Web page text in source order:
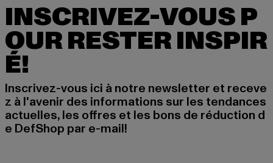
INSCRIVEZ-VOUS P
OUR RESTER INSPIR
É!
Inscrivez-vous ici à notre newsletter et receve
z à l'avenir des informations sur les tendances
actuelles, les offres et les bons de réduction d
e DefShop par e-mail!